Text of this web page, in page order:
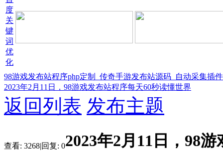
98游戏发布站程序php定制_传奇手游发布站源码_自动采集插
2023年2月11日，98游戏发布站程序每天60秒读懂世界
返回列表 发布主题
查看: 3268|回复: 02023年2月11日，98